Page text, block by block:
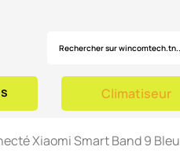
Climatiseur
Xiaomi Smart Band 9 Bleu